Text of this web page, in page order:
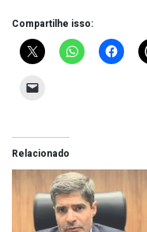
Compartilhe isso:
Relacionado